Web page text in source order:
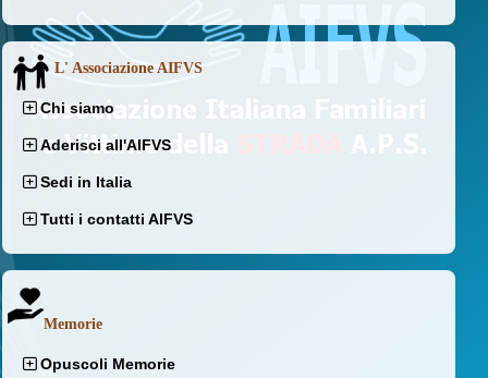
L' Associazione AIFVS
Chi siamo
Aderisci all'AIFVS
Sedi in Italia
Tutti i contatti AIFVS
Memorie
Opuscoli Memorie